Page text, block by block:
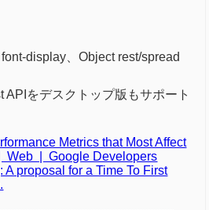
display、Object rest/spread
APIをデスクトップ版もサポート
Metrics that Most Affect
Web | Google Developers
A proposal for a Time To First